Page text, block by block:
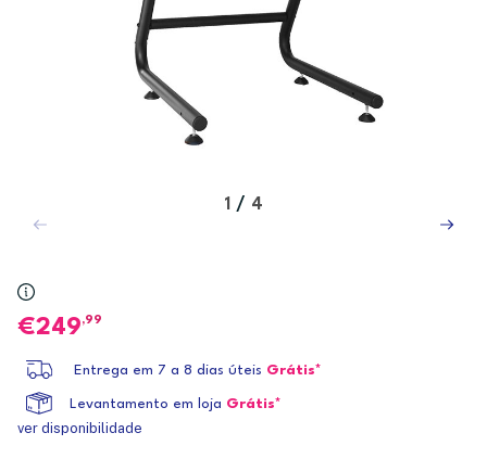
1 / 4
249,99
Entrega em 7 a 8 dias úteis Grátis*
Levantamento em loja Grátis*
ver disponibilidade